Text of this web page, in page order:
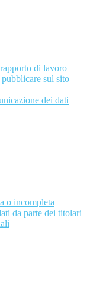
di lavoro
sul sito
dei dati
o incompleta
da parte dei titolari